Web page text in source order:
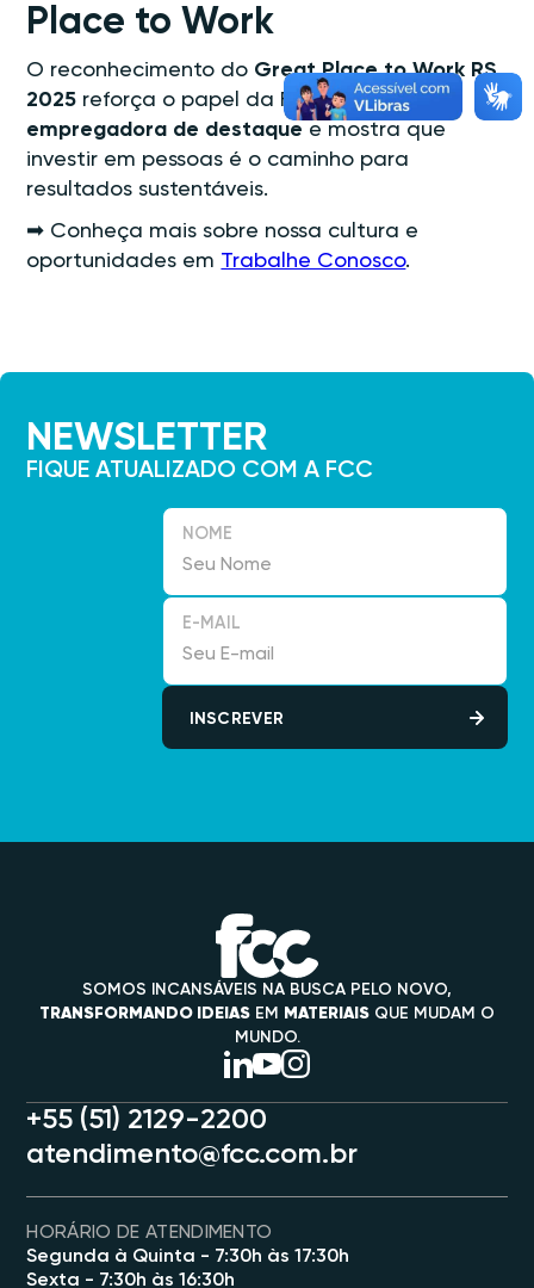
Place to Work
O reconhecimento do Great Place to Work RS
2025 reforça o papel da FCC comomarca
empregadora de destaque e mostra que
investir em pessoas é o caminho para
resultados sustentáveis.
➡ Conheça mais sobre nossa cultura e
oportunidades em Trabalhe Conosco.
NEWSLETTER
FIQUE ATUALIZADO COM A FCC
NOME
E-MAIL
SOMOS INCANSÁVEIS NA BUSCA PELO NOVO,
TRANSFORMANDO IDEIAS EM MATERIAIS QUE MUDAM O
MUNDO.
+55 (51) 2129-2200
atendimento@fcc.com.br
HORÁRIO DE ATENDIMENTO
Segunda à Quinta - 7:30h às 17:30h
Sexta - 7:30h às 16:30h